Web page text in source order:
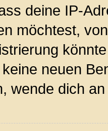
deine IP-
möchtest,
neuen
wende dich